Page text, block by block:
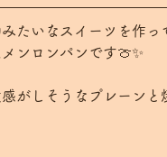
たいなスイーツを作っ
ンロンパンです🍈✨
がしそうなプレーンと